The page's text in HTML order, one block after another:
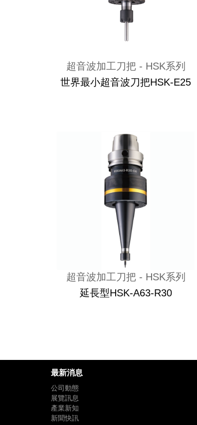
超音波加工刀把 - HSK系列
世界最小超音波刀把HSK-E25
超音波加工刀把 - HSK系列
延長型HSK-A63-R30
最新消息
公司動態
展覽訊息
產業新知
新聞快訊